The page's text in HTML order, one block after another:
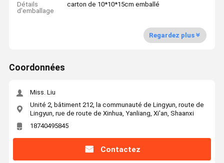
Détails
d'emballage
carton de 10*10*15cm emballé
Regardez plus
Coordonnées
Miss. Liu
Unité 2, bâtiment 212, la communauté de Lingyun, route de
Lingyun, rue de route de Xinhua, Yanliang, Xi'an, Shaanxi
18740495845
Contactez